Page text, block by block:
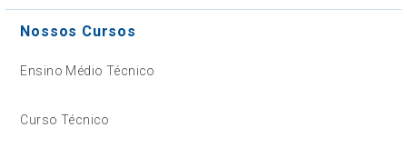
Nossos Cursos
Ensino Médio Técnico
Curso Técnico